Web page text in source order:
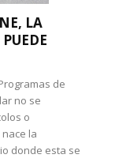
LA
de
no se
o
la
donde esta se